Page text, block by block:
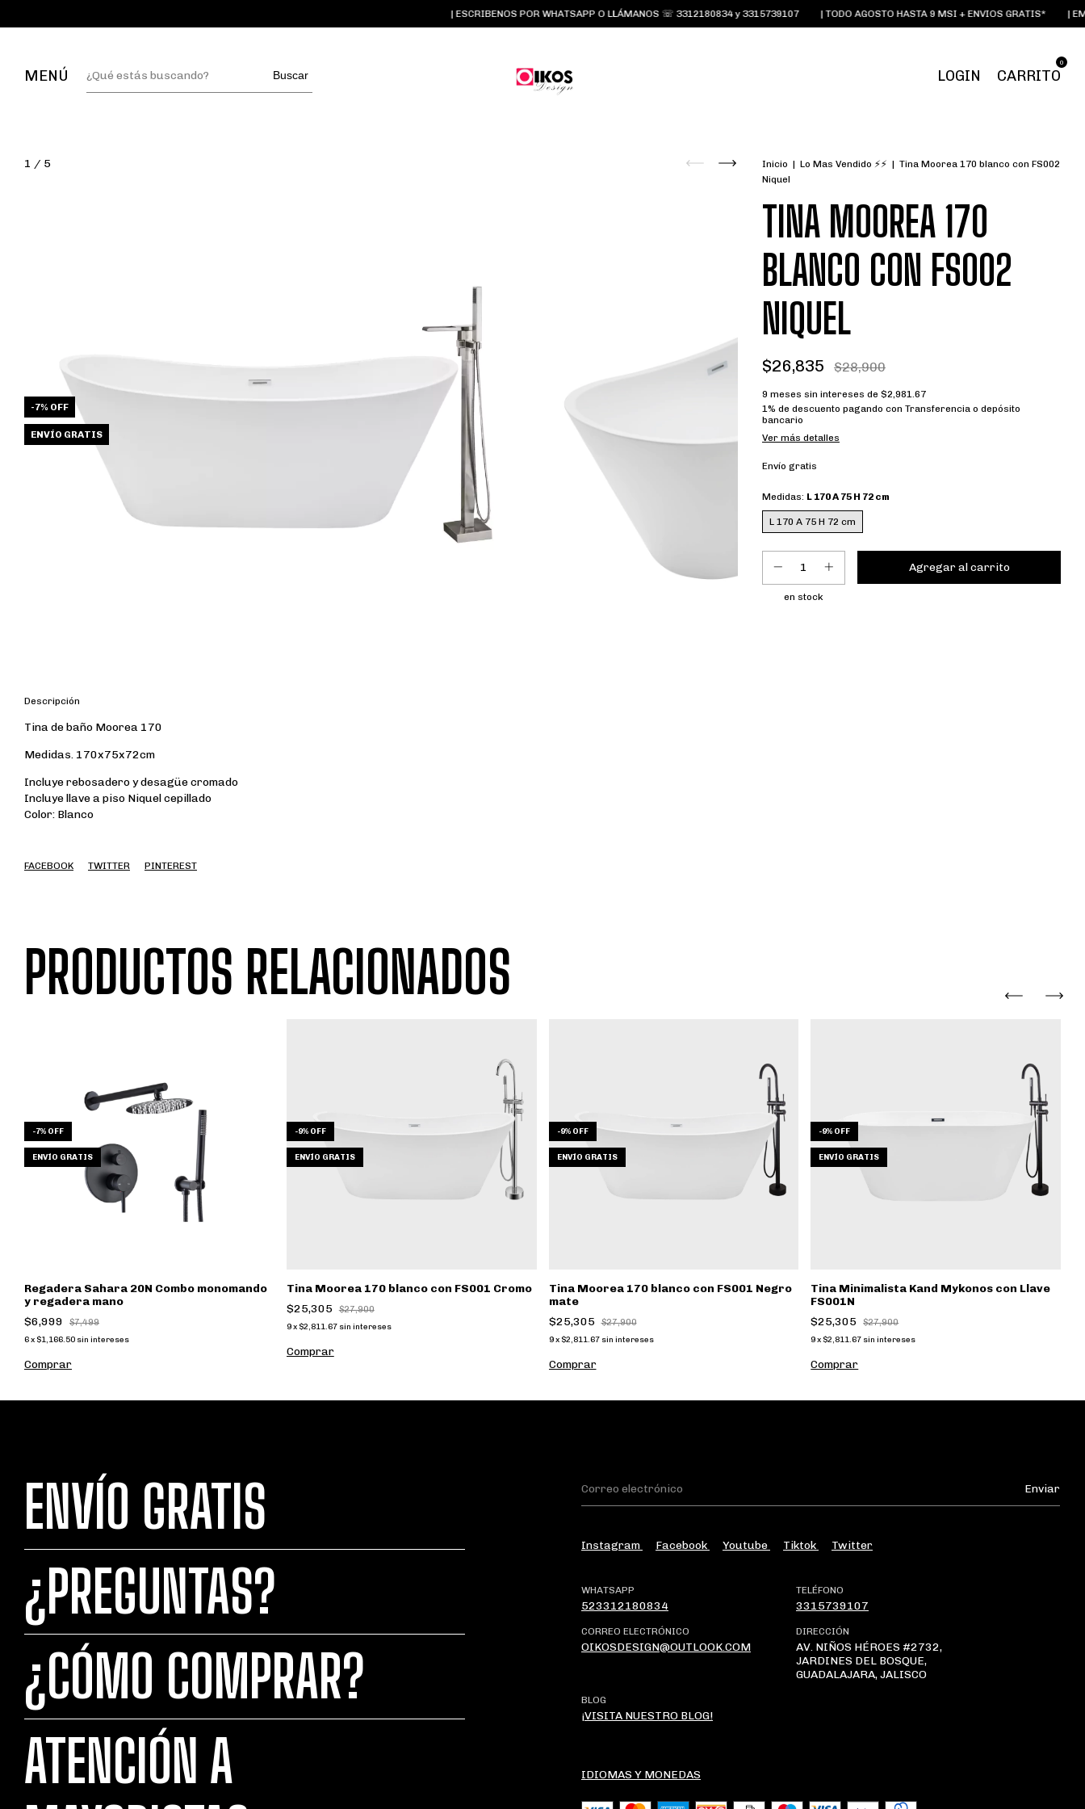
| ESCRIBENOS POR WHATSAPP O LLÁMANOS ☏ 3312180834 y 3315739107 | TODO AGOSTO HASTA 9 MSI + ENVIOS GRATIS* | EMAIL:
MENÚ Buscar LOGIN CARRITO
0
1 / 5
-7% OFF
ENVÍO GRATIS
Inicio | Lo Mas Vendido ⚡⚡ | Tina Moorea 170 blanco con FS002
Niquel
TINA MOOREA 170
BLANCO CON FS002
NIQUEL
$26,835 $28,900
9 meses sin intereses de $2,981.67
1% de descuento pagando con Transferencia o depósito
bancario
Ver más detalles
Envío gratis
Medidas: L 170 A 75 H 72 cm
L 170 A 75 H 72 cm
en stock
Descripción
Tina de baño Moorea 170
Medidas. 170x75x72cm
Incluye rebosadero y desagüe cromado
Incluye llave a piso Niquel cepillado
Color: Blanco
FACEBOOK TWITTER PINTEREST
PRODUCTOS RELACIONADOS
-7% OFF
ENVÍO GRATIS
Regadera Sahara 20N Combo monomando
y regadera mano
$6,999
$7,499
6x $1,166.50 sin intereses
-9% OFF
ENVÍO GRATIS
Tina Moorea 170 blanco con FS001 Cromo
$25,305
$27,900
9x $2,811.67 sin intereses
Comprar
-9% OFF
ENVÍO GRATIS
Tina Moorea 170 blanco con FS001 Negro
mate
$25,305
$27,900
9 x $2,811.67 sin intereses
Comprar
-9% OFF
ENVÍO GRATIS
Tina Minimalista Kand Mykonos con Llave
FS001N
$25,305
$27,900
9x $2,811.67 sin intereses
Comprar
ENVÍO GRATIS
¿PREGUNTAS?
¿CÓMO COMPRAR?
ATENCIÓN A
Instagram Facebook Youtube Tiktok Twitter
WHATSAPP
523312180834
TELÉFONO
3315739107
CORREO ELECTRÓNICO
OIKOSDESIGN@OUTLOOK.COM
DIRECCIÓN
AV. NIÑOS HÉROES #2732,
JARDINES DEL BOSQUE,
GUADALAJARA, JALISCO
BLOG
¡VISITA NUESTRO BLOG!
IDIOMAS Y MONEDAS